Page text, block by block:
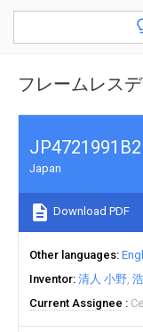
フレームレス
JP4721991B2
Japan
Download PDF
Other languages
Inventor 清人 小野
Current Assignee